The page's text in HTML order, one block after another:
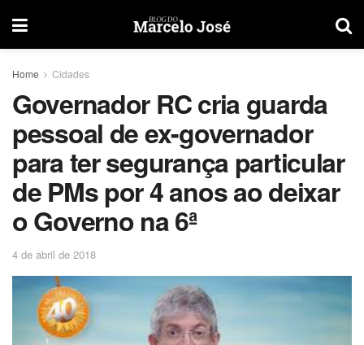
Home Cidades
Governador RC cria guarda
pessoal de ex-governador
para ter segurança particular
de PMs por 4 anos ao deixar
o Governo na 6ª
4 de abril de 2018